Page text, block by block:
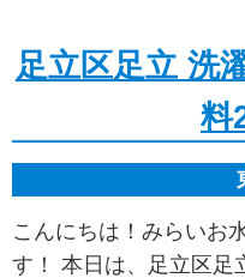
足立区足立 洗
料
こんにちは！みらいお
す！ 本日は、足立区足